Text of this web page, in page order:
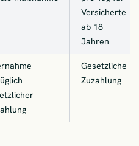
Versicherte
ab 18
Jahren
Gesetzliche
Zuzahlung